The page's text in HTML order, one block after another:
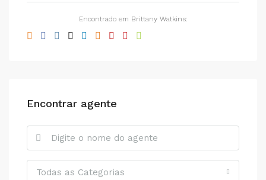
Encontrado em Brittany Watkins:
Encontrar agente
Todas as Categorias